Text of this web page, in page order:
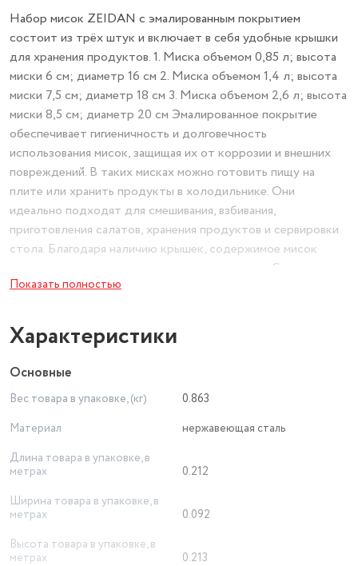
Набор мисок ZEIDAN с эмалированным покрытием
состоит из трёх штук и включает в себя удобные крышки
для хранения продуктов. 1. Миска объемом 0,85 л; высота
миски 6 см; диаметр 16 см 2. Миска объемом 1,4 л; высота
миски 7,5 см; диаметр 18 см 3. Миска объемом 2,6 л; высота
миски 8,5 см; диаметр 20 см Эмалированное покрытие
обеспечивает гигиеничность и долговечность
использования мисок, защищая их от коррозии и внешних
повреждений. В таких мисках можно готовить пищу на
плите или хранить продукты в холодильнике. Они
идеально подходят для смешивания, взбивания,
приготовления салатов, хранения продуктов и сервировки
стола. Благодаря наличию крышек, содержимое мисок
защищено от заветривания, пыли и насекомых. С таким
набором мисок ваши блюда сохранят свежесть и вкус, а
Показать полностью
Характеристики
Основные
Вес товара в упаковке, (кг)
0.863
Материал
нержавеющая сталь
Длина товара в упаковке, в
метрах
0.212
Ширина товара в упаковке, в
метрах
0.092
Высота товара в упаковке, в
метрах
0.213